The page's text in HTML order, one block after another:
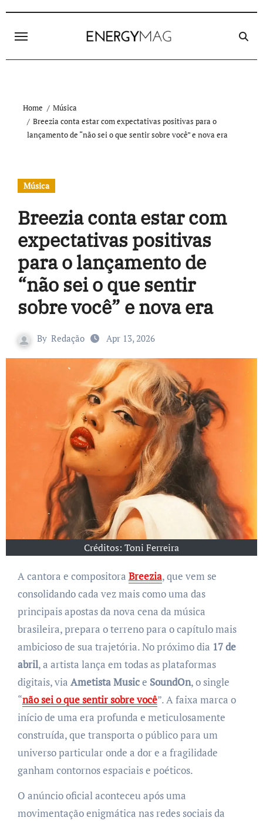
content
Home
Música
Breezia conta estar com expectativas positivas para o
lançamento de “não sei o que sentir sobre você” e nova era
Música
Breezia conta estar com
expectativas positivas
para o lançamento de
“não sei o que sentir
sobre você” e nova era
By Redação Apr 13, 2026
Créditos: Toni Ferreira
A cantora e compositora Breezia, que vem se
consolidando cada vez mais como uma das
principais apostas da nova cena da música
brasileira, prepara o terreno para o capítulo mais
ambicioso de sua trajetória. No próximo dia 17 de
abril, a artista lança em todas as plataformas
digitais, via AmetistaMusice SoundOn, o single
“não sei o que sentir sobre você”. A faixa marca o
início de uma era profunda e meticulosamente
construída, que transporta o público para um
universo particular onde a dor e a fragilidade
ganham contornos espaciais e poéticos.
O anúncio oficial aconteceu após uma
movimentação enigmática nas redes sociais da